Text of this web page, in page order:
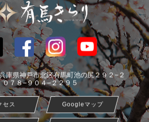
県神戸市北区有馬町池の尻２９２−２
０７８−９０４−２２９５
セス Googleマップ